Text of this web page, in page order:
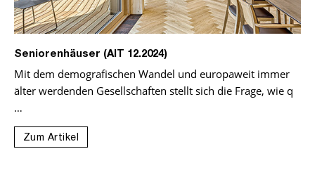
Seniorenhäuser (AIT 12.2024)
Mit dem demografischen Wandel und europaweit immer
älter werdenden Gesellschaften stellt sich die Frage, wie q
…
Zum Artikel